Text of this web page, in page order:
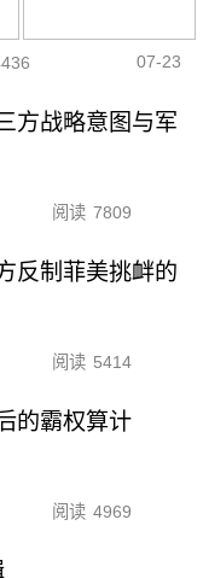
07-23
方战略意图与军
阅读 7809
反制菲美挑衅的
阅读 5414
的霸权算计
阅读 4969